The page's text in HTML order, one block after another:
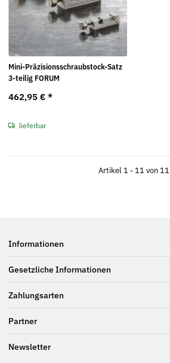
Mini-Präzisionsschraubstock-Satz
3-teilig FORUM
462,95 € *
lieferbar
Artikel 1 - 11 von 11
Informationen
Gesetzliche Informationen
Zahlungsarten
Partner
Newsletter